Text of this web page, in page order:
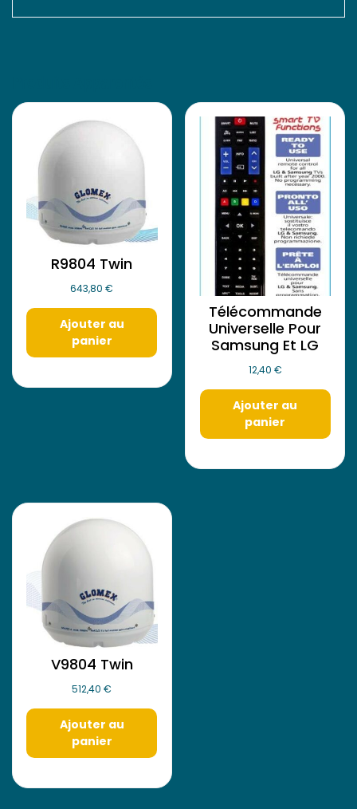
R9804 Twin
643,80€
Ajouter au
panier
Télécommande
Universelle Pour
Samsung Et LG
12,40 €
Ajouter au
panier
V9804 Twin
512,40€
Ajouter au
panier